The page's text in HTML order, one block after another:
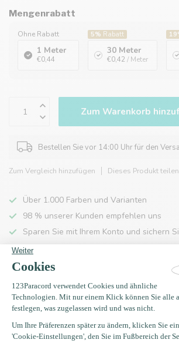
Mengenrabatt
Ohne Rabatt
1 Meter
€0,44
5% Rabatt
30 Meter
€0,42 / Meter
Zum Warenkorb
Bestellen Sie vor 14:00 Uhr für den
Zum Vergleich hinzufügen Dieses Produkt teilen
Über 1.000 Farben und Varianten
98 % unserer Kunden empfehlen uns
Sparen Sie mit Ihrem Konto und sichern
Kostenlose Lieferung nach Hause ab 150 €
Produktbeschreibung